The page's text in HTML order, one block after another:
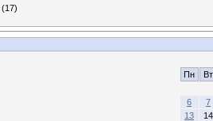
(17)
Пн Вт
6
7
13
14